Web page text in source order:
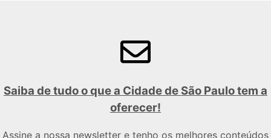
Saiba de tudo o que a Cidade de São Paulo tem a
oferecer!
Assine a nossa newsletter e tenho os melhores conteúdos